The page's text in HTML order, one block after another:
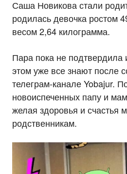
Саша Новикова стали
родилась девочка ростом
весом 2,64 килограмма.
Пара пока не
этом уже все знают после
телеграм-канале Yobajur.
новоиспеченных папу и
желая здоровья и счастья
родственникам.